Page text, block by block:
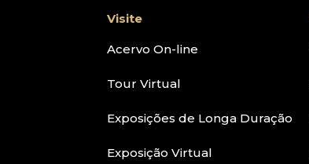
Visite
Acervo On-line
Tour Virtual
Exposições de Longa Duração
Exposição Virtual